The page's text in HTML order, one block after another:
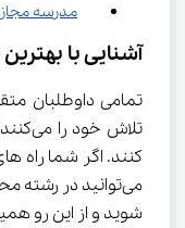
مدرسه
آشنایی با بهترین راه ‌های افزایش
تمامی داوطلبان
تلاش
کنند. اگر شما راه ‌های